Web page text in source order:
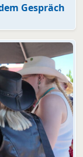
Gespräch